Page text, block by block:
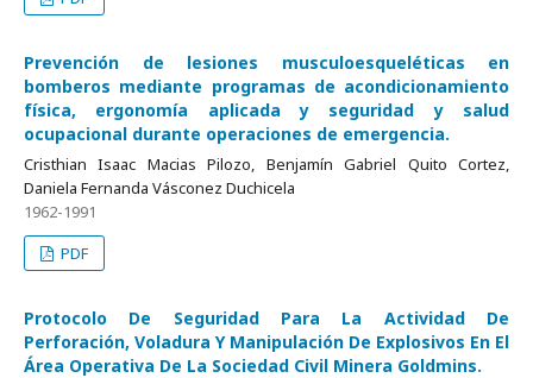
Prevención de lesiones musculoesqueléticas en
bomberos mediante programas de acondicionamiento
física, ergonomía aplicada y seguridad y salud
ocupacional durante operaciones de emergencia.
Cristhian Isaac Macias Pilozo, Benjamín Gabriel Quito Cortez,
Daniela Fernanda Vásconez Duchicela
1962-1991
PDF
Protocolo De Seguridad Para La Actividad De
Perforación, Voladura Y Manipulación De Explosivos En El
Área Operativa De La Sociedad Civil Minera Goldmins.